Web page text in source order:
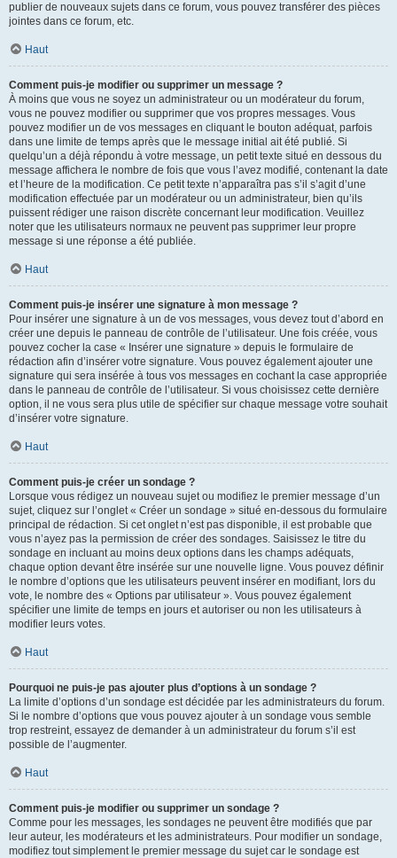
publier de nouveaux sujets dans ce forum, vous pouvez transférer des pièces
jointes dans ce forum, etc.
Haut
Comment puis-je modifier ou supprimer un message ?
À moins que vous ne soyez un administrateur ou un modérateur du forum,
vous ne pouvez modifier ou supprimer que vos propres messages. Vous
pouvez modifier un de vos messages en cliquant le bouton adéquat, parfois
dans une limite de temps après que le message initial ait été publié. Si
quelqu’un a déjà répondu à votre message, un petit texte situé en dessous du
message affichera le nombre de fois que vous l’avez modifié, contenant la date
et l’heure de la modification. Ce petit texte n’apparaîtra pas s’il s’agit d’une
modification effectuée par un modérateur ou un administrateur, bien qu’ils
puissent rédiger une raison discrète concernant leur modification. Veuillez
noter que les utilisateurs normaux ne peuvent pas supprimer leur propre
message si une réponse a été publiée.
Haut
Comment puis-je insérer une signature à mon message ?
Pour insérer une signature à un de vos messages, vous devez tout d’abord en
créer une depuis le panneau de contrôle de l’utilisateur. Une fois créée, vous
pouvez cocher la case « Insérer une signature » depuis le formulaire de
rédaction afin d’insérer votre signature. Vous pouvez également ajouter une
signature qui sera insérée à tous vos messages en cochant la case appropriée
dans le panneau de contrôle de l’utilisateur. Si vous choisissez cette dernière
option, il ne vous sera plus utile de spécifier sur chaque message votre souhait
d’insérer votre signature.
Haut
Comment puis-je créer un sondage ?
Lorsque vous rédigez un nouveau sujet ou modifiez le premier message d’un
sujet, cliquez sur l’onglet « Créer un sondage » situé en-dessous du formulaire
principal de rédaction. Si cet onglet n’est pas disponible, il est probable que
vous n’ayez pas la permission de créer des sondages. Saisissez le titre du
sondage en incluant au moins deux options dans les champs adéquats,
chaque option devant être insérée sur une nouvelle ligne. Vous pouvez définir
le nombre d’options que les utilisateurs peuvent insérer en modifiant, lors du
vote, le nombre des « Options par utilisateur ». Vous pouvez également
spécifier une limite de temps en jours et autoriser ou non les utilisateurs à
modifier leurs votes.
Haut
Pourquoi ne puis-je pas ajouter plus d’options à un sondage ?
La limite d’options d’un sondage est décidée par les administrateurs du forum.
Si le nombre d’options que vous pouvez ajouter à un sondage vous semble
trop restreint, essayez de demander à un administrateur du forum s’il est
possible de l’augmenter.
Haut
Comment puis-je modifier ou supprimer un sondage ?
Comme pour les messages, les sondages ne peuvent être modifiés que par
leur auteur, les modérateurs et les administrateurs. Pour modifier un sondage,
modifiez tout simplement le premier message du sujet car le sondage est